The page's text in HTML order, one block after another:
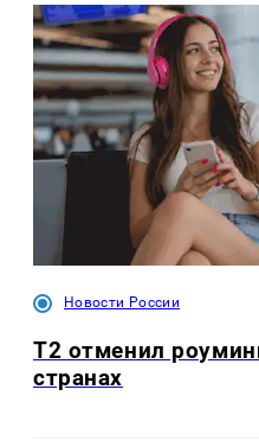
Новости России
Т2 отменил
странах